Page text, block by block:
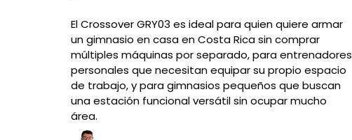
El Crossover GRY03 es ideal para quien quiere armar
un gimnasio en casa en Costa Rica sin comprar
múltiples máquinas por separado, para entrenadores
personales que necesitan equipar su propio espacio
de trabajo, y para gimnasios pequeños que buscan
una estación funcional versátil sin ocupar mucho
área.